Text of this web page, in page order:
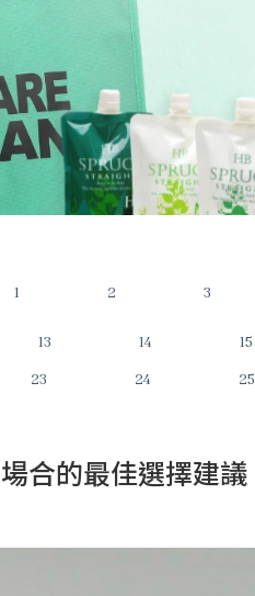
1 2 3
13 14 15
23 24 25
合的最佳選擇建議